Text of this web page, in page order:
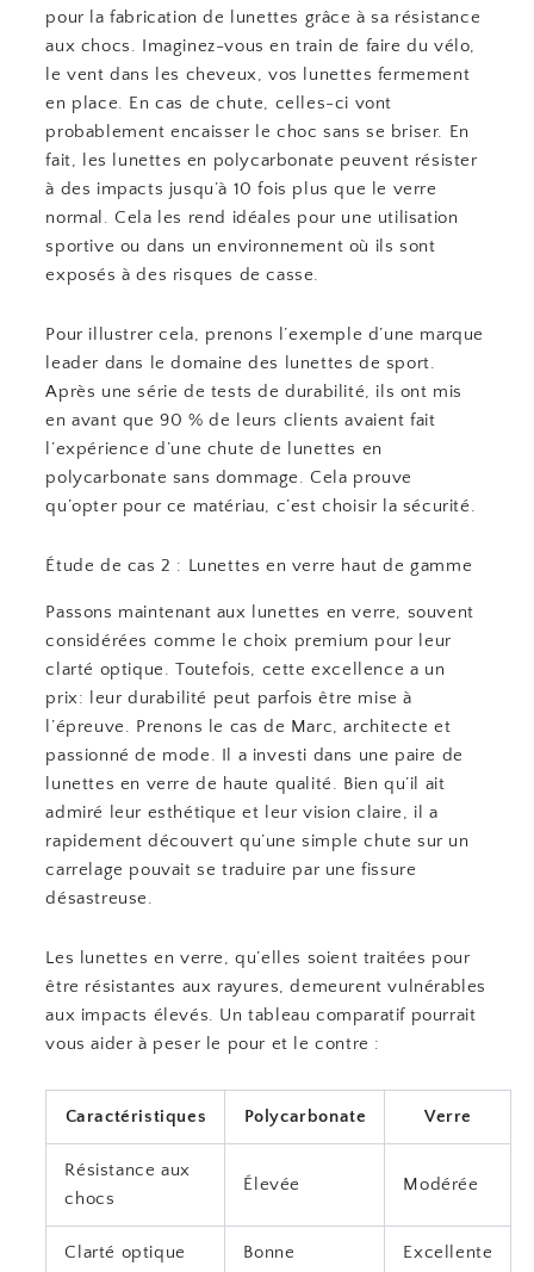
pour la fabrication de lunettes grâce à sa résistance
aux chocs. Imaginez-vous en train de faire du vélo,
le vent dans les cheveux, vos lunettes fermement
en place. En cas de chute, celles-ci vont
probablement encaisser le choc sans se briser. En
fait, les lunettes en polycarbonate peuvent résister
à des impacts jusqu’à 10 fois plus que le verre
normal. Cela les rend idéales pour une utilisation
sportive ou dans un environnement où ils sont
exposés à des risques de casse.
Pour illustrer cela, prenons l’exemple d’une marque
leader dans le domaine des lunettes de sport.
Après une série de tests de durabilité, ils ont mis
en avant que 90 % de leurs clients avaient fait
l’expérience d’une chute de lunettes en
polycarbonate sans dommage. Cela prouve
qu’opter pour ce matériau, c’est choisir la sécurité.
Étude de cas 2 : Lunettes en verre haut de gamme
Passons maintenant aux lunettes en verre, souvent
considérées comme le choix premium pour leur
clarté optique. Toutefois, cette excellence a un
prix: leur durabilité peut parfois être mise à
l’épreuve. Prenons le cas de Marc, architecte et
passionné de mode. Il a investi dans une paire de
lunettes en verre de haute qualité. Bien qu’il ait
admiré leur esthétique et leur vision claire, il a
rapidement découvert qu’une simple chute sur un
carrelage pouvait se traduire par une fissure
désastreuse.
Les lunettes en verre, qu’elles soient traitées pour
être résistantes aux rayures, demeurent vulnérables
aux impacts élevés. Un tableau comparatif pourrait
vous aider à peser le pour et le contre :
Caractéristiques Polycarbonate Verre
Résistance aux
chocs
Élevée Modérée
Clarté optique Bonne Excellente